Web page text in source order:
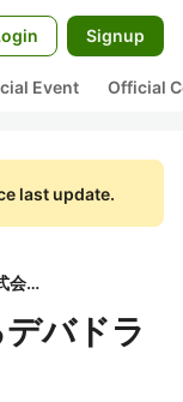
Signup
Event Official
last update.
サイエンスパーク株式会社
デバドラ